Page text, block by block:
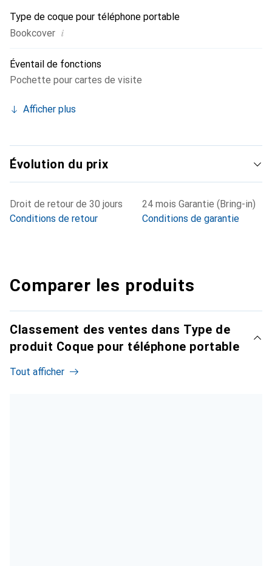
Type de coque pour téléphone portable
Bookcover i
Éventail de fonctions
Pochette pour cartes de visite
Afficher plus
Évolution du prix
Droit de retour de 30 jours
Conditions de retour
24 mois Garantie (Bring-in)
Conditions de garantie
Comparer les produits
Classement des ventes dans Type de
produit Coque pour téléphone portable
Tout afficher